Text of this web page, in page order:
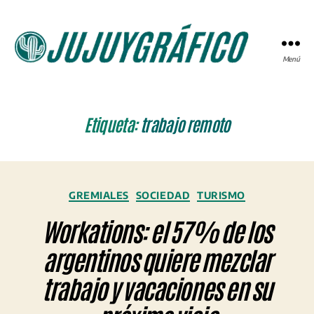
Menú
Etiqueta: trabajo remoto
Categorías
GREMIALES SOCIEDAD TURISMO
Workations: el 57% de los
argentinos quiere mezclar
trabajo y vacaciones en su